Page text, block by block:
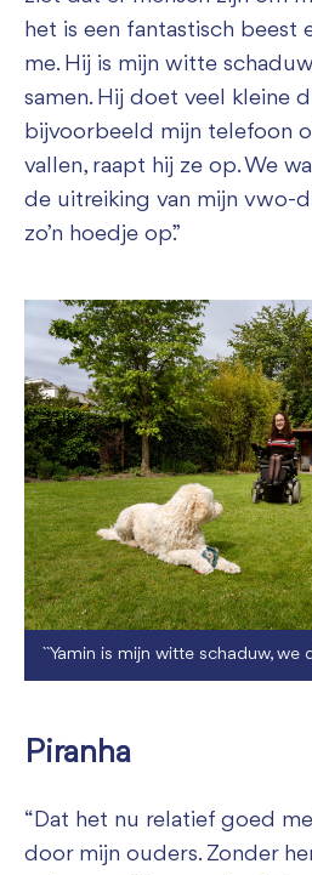
het is een fantastisch beest
me. Hij is mijn witte
samen. Hij doet veel kleine
bijvoorbeeld mijn telefoon
vallen, raapt hij ze op. We
de uitreiking van mijn vwo-
zo’n hoedje op.”
``Yamin is mijn witte schaduw, we
Piranha
“Dat het nu relatief goed
door mijn ouders. Zonder